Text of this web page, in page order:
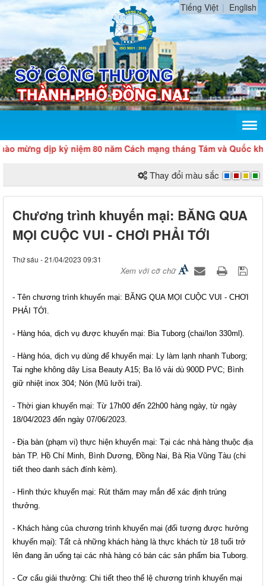
Tiếng Việt English
dịp kỷ niệm 80 năm Cách mạng tháng Tám và Quốc khánh
Thay đổi màu sắc
Chương trình khuyến mại: BĂNG QUA
MỌI CUỘC VUI - CHƠI PHẢI TỚI
Thứ sáu - 21/04/2023 09:31
Xem với cỡ chữ
- Tên chương trình khuyến mại: BĂNG QUA MỌI CUỘC VUI - CHƠI
PHẢI TỚI
- Hàng hóa, dịch vụ được khuyến mại: Bia Tuborg (chai/lon 330ml).
- Hàng hóa, dịch vụ dùng để khuyến mại: Ly làm lạnh nhanh Tuborg;
Tai nghe không dây Lisa Beauty A15; Ba lô vải dù 900D PVC; Bình
giữ nhiệt inox 304; Nón (Mũ lưỡi trai)
- Thời gian khuyến mại: Từ 17h00 đến 22h00 hàng ngày, từ ngày
18/04/2023 đến ngày 07/06/2023
- Địa bàn (phạm vi) thực hiện khuyến mại: Tại các nhà hàng thuộc địa
bàn TP. Hồ Chí Minh, Bình Dương, Đồng Nai, Bà Rịa Vũng Tàu (chi
tiết theo danh sách đính kèm).
- Hình thức khuyến mại: Rút thăm may mắn để xác định trúng
thưởng
- Khách hàng của chương trình khuyến mại (đối tượng được hưởng
khuyến mại): Tất cả những khách hàng là thực khách từ 18 tuổi trở
lên đang ăn uống tại các nhà hàng có bán các sản phẩm bia Tuborg.
- Cơ cấu giải thưởng: Chi tiết theo thể lệ chương trình khuyến mại